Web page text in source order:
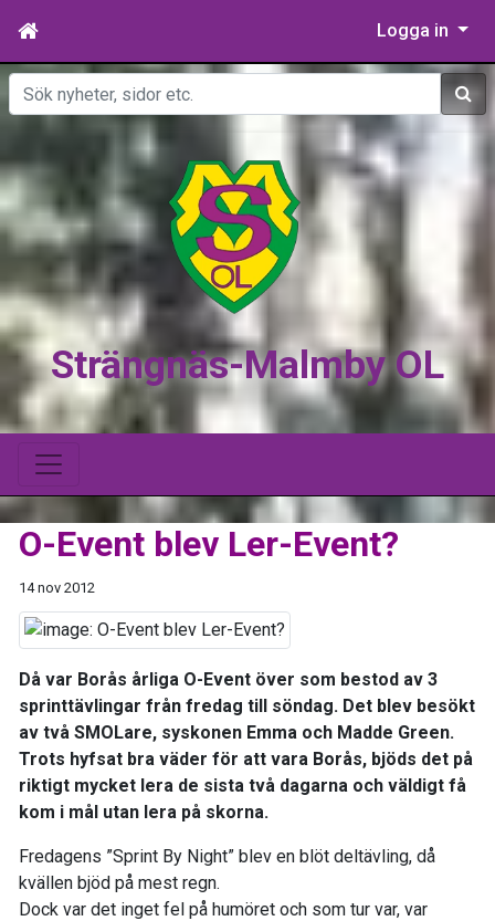
Logga in
Sök
Strängnäs-Malmby OL
O-Event blev Ler-Event?
14 nov 2012
Då var Borås årliga O-Event över som bestod av 3
sprinttävlingar från fredag till söndag. Det blev besökt
av två SMOLare, syskonen Emma och Madde Green.
Trots hyfsat bra väder för att vara Borås, bjöds det på
riktigt mycket lera de sista två dagarna och väldigt få
kom i mål utan lera på skorna.
Fredagens ”Sprint By Night” blev en blöt deltävling, då
kvällen bjöd på mest regn.
Dock var det inget fel på humöret och som tur var, var